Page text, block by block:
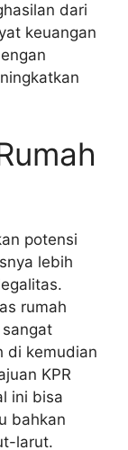
dari
keuangan
potensi
lebih
rumah
di kemudian
KPR
ini bisa
bahkan
larut.